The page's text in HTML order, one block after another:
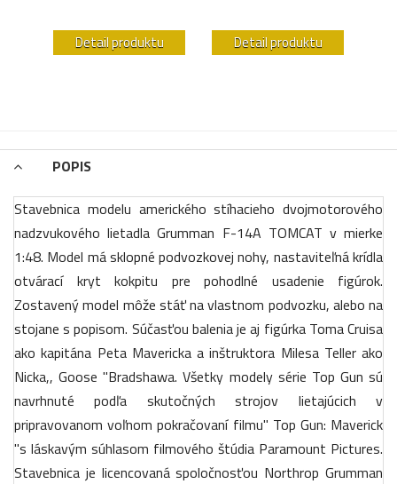
Detail produktu Detail produktu
POPIS
Stavebnica modelu amerického stíhacieho dvojmotorového
nadzvukového lietadla Grumman F-14A TOMCAT v mierke
1:48. Model má sklopné podvozkovej nohy, nastaviteľná krídla
otvárací kryt kokpitu pre pohodlné usadenie figúrok.
Zostavený model môže stáť na vlastnom podvozku, alebo na
stojane s popisom. Súčasťou balenia je aj figúrka Toma Cruisa
ako kapitána Peta Mavericka a inštruktora Milesa Teller ako
Nicka,, Goose "Bradshawa. Všetky modely série Top Gun sú
navrhnuté podľa skutočných strojov lietajúcich v
pripravovanom voľnom pokračovaní filmu" Top Gun: Maverick
"s láskavým súhlasom filmového štúdia Paramount Pictures.
Stavebnica je licencovaná spoločnosťou Northrop Grumman